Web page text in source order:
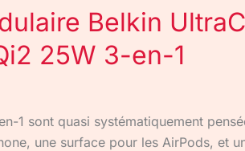
Belkin
25W 3-en-1
1 sont quasi systématiquement
une surface pour les AirPods, et